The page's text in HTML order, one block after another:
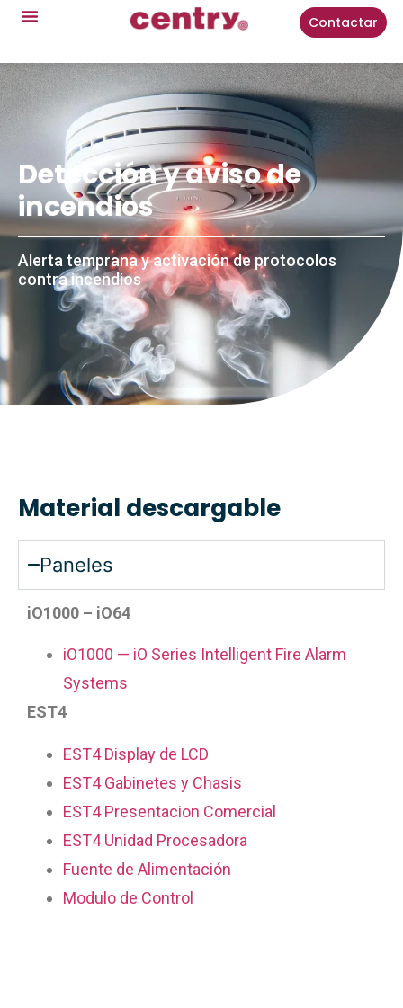
Contactar
Detección y aviso de
incendios
Alerta temprana y activación de protocolos
contra incendios
Material descargable
Paneles
iO1000 – iO64
iO1000 — iO Series Intelligent Fire Alarm
Systems
EST4
EST4 Display de LCD
EST4 Gabinetes y Chasis
EST4 Presentacion Comercial
EST4 Unidad Procesadora
Fuente de Alimentación
Modulo de Control